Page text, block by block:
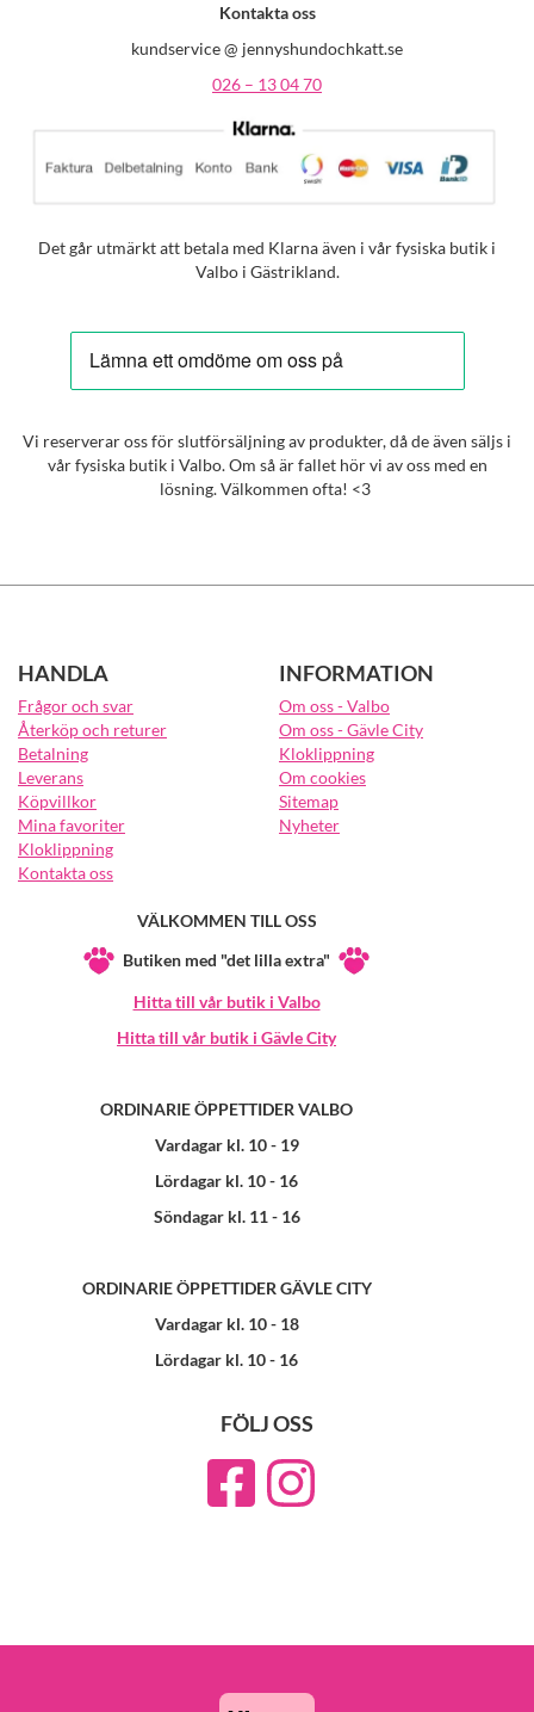
Kontakta oss
kundservice @ jennyshundochkatt.se
026 – 13 04 70
Det går utmärkt att betala med Klarna även i vår fysiska butik i
Valbo i Gästrikland.
Vi reserverar oss för slutförsäljning av produkter, då de även säljs i
vår fysiska butik i Valbo. Om så är fallet hör vi av oss med en
lösning. Välkommen ofta! <3
HANDLA
Frågor och svar
Återköp och returer
Betalning
Leverans
Köpvillkor
Mina favoriter
Kloklippning
Kontakta oss
INFORMATION
Om oss - Valbo
Om oss - Gävle City
Kloklippning
Om cookies
Sitemap
Nyheter
VÄLKOMMEN TILL OSS
Butiken med "det lilla extra"
Hitta till vår butik i Valbo
Hitta till vår butik i Gävle City
ORDINARIE ÖPPETTIDER VALBO
Vardagar kl. 10 - 19
Lördagar kl. 10 - 16
Söndagar kl. 11 - 16
ORDINARIE ÖPPETTIDER GÄVLE CITY
Vardagar kl. 10 - 18
Lördagar kl. 10 - 16
FÖLJ OSS